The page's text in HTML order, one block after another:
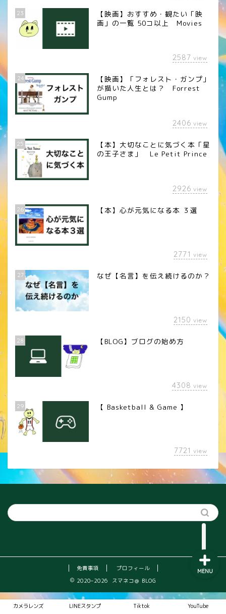
23
【映画】おすすめ・観たい「映
画」の一覧 50コ以上 Movies
2587 view
24
【映画】「フォレスト・ガンプ」
が描いた人生とは？ Forrest
Gump
2406 view
25
【本】大切なことに気づく本「星
の王子さま」 Le Petit Prince
2926 view
26 【本】心が元気になる本 ３選
2771 view
27 なぜ【名言】を伝え続けるのか？
2150 view
28 【BLOG】ブログの始め方
4308 view
29 【 Basketball & Game 】
7721 view
免責事項
プロフィール
2020–2026 スマネコ＠ BLOG
カメラレンズ LINEスタンプ Tiktok YouTube
MENU
カメラレンズ
YouTube